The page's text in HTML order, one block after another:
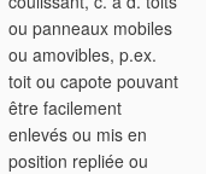
ou panneaux mobiles
ou amovibles, p.ex.
toit ou capote pouvant
être facilement
enlevés ou mis en
position repliée ou